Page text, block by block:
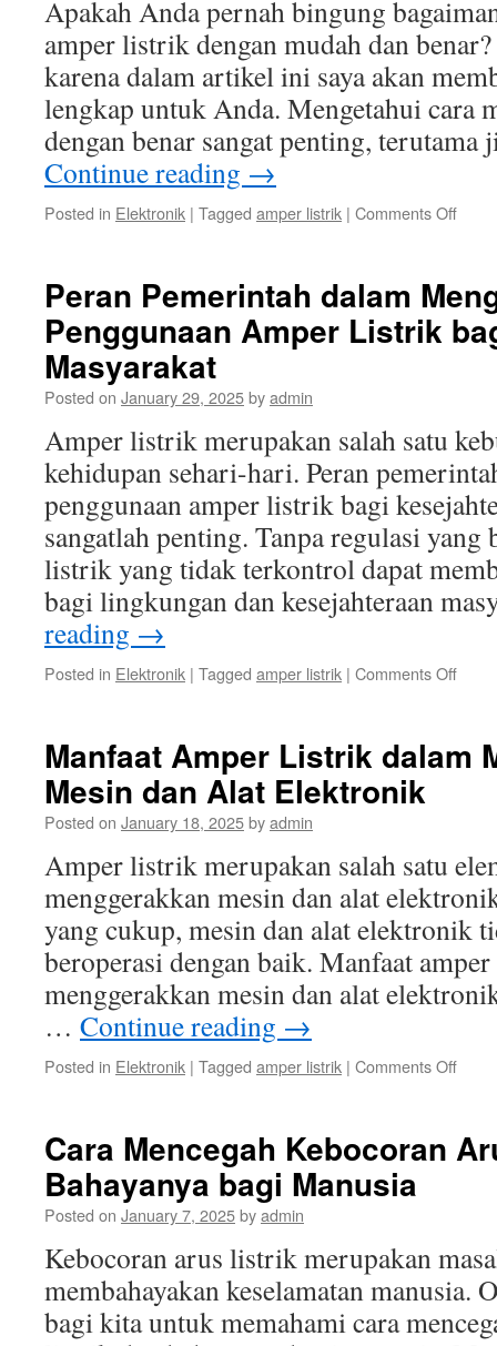
Apakah Anda pernah bingung
amper listrik dengan mudah dan
karena dalam artikel ini saya akan
lengkap untuk Anda. Mengetahui cara
dengan benar sangat penting,
Continue reading →
Posted in Elektronik | Tagged amper listrik | Comments Offon
Listrik
Peran Pemerintah dalam
Penggunaan Amper Listrik
Masyarakat
Posted on January 29, 2025byadmin
Amper listrik merupakan salah satu
kehidupan sehari-hari. Peran
penggunaan amper listrik bagi
sangatlah penting. Tanpa regulasi yang
listrik yang tidak terkontrol dapat
bagi lingkungan dan kesejahteraan
reading →
Posted in Elektronik | Tagged amper listrik | Comments Offon
Manfaat Amper Listrik dalam
Mesin dan Alat Elektronik
Posted on January 18, 2025byadmin
Amper listrik merupakan salah satu
menggerakkan mesin dan alat
yang cukup, mesin dan alat elektronik
beroperasi dengan baik. Manfaat
menggerakkan mesin dan alat
… Continue reading →
Posted in Elektronik | Tagged amper listrik | Comments Offon
Cara Mencegah Kebocoran
Bahayanya bagi Manusia
Posted on January 7, 2025byadmin
Kebocoran arus listrik merupakan
membahayakan keselamatan manusia.
bagi kita untuk memahami cara